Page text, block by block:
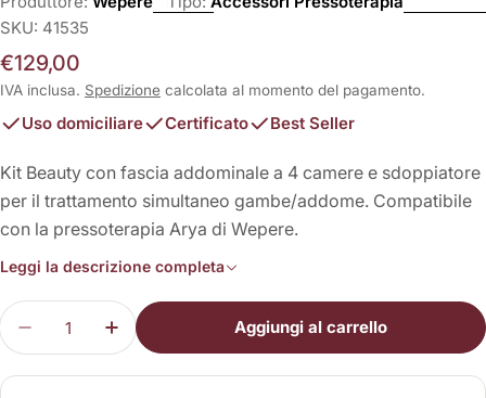
SKU: 41535
Prezzo
normale
€129,00
IVA inclusa. Spedizione calcolata al momento del pagamento.
Uso domiciliare Certificato Best Seller
Kit Beauty con fascia addominale a 4 camere e sdoppiatore
per il trattamento simultaneo gambe/addome. Compatibile
con la pressoterapia Arya di Wepere.
Leggi la descrizione completa
Quantità
Diminuisci la quantità per Kit Beauty (Arya)
Aumenta la quantità per Kit Beauty
Aggiungi al carrello